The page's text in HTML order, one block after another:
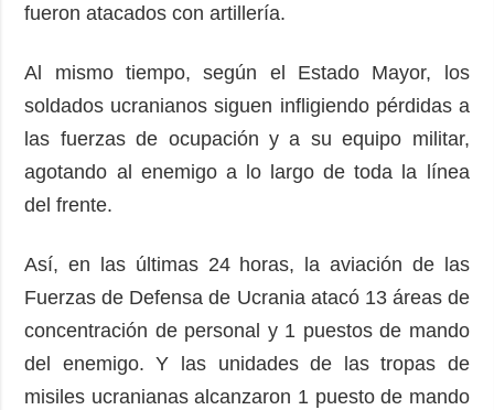
fueron atacados con artillería.
Al mismo tiempo, según el Estado Mayor, los
soldados ucranianos siguen infligiendo pérdidas a
las fuerzas de ocupación y a su equipo militar,
agotando al enemigo a lo largo de toda la línea
del frente.
Así, en las últimas 24 horas, la aviación de las
Fuerzas de Defensa de Ucrania atacó 13 áreas de
concentración de personal y 1 puestos de mando
del enemigo. Y las unidades de las tropas de
misiles ucranianas alcanzaron 1 puesto de mando